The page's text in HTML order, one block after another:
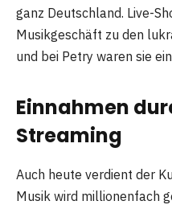
ganz Deutschland. Live-
Musikgeschäft zu den
und bei Petry waren sie
Einnahmen
Streaming
Auch heute verdient der
Musik wird millionenfach